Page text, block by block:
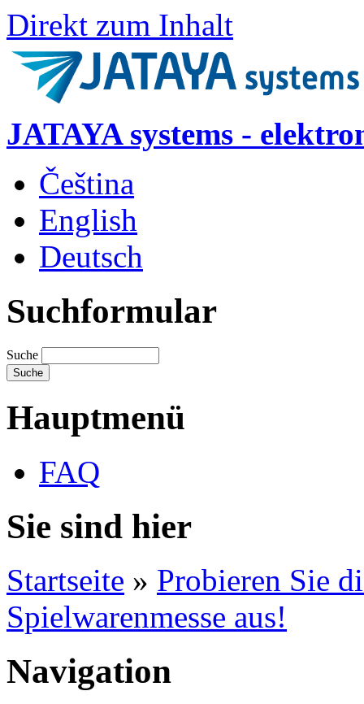
Direkt zum Inhalt
JATAYA systems -
Čeština
English
Deutsch
Suchformular
Suche
Hauptmenü
FAQ
Sie sind hier
Startseite » Probieren Sie
Spielwarenmesse aus!
Navigation